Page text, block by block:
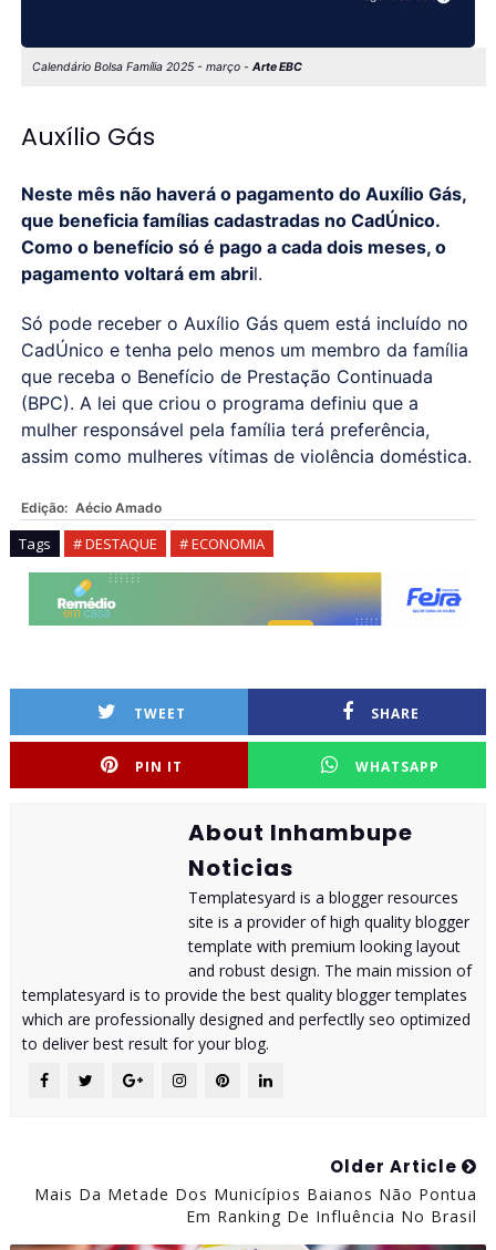
Calendário Bolsa Família 2025 - março - Arte EBC
Auxílio Gás
Neste mês não haverá o pagamento do Auxílio Gás,
que beneficia famílias cadastradas no CadÚnico.
Como o benefício só é pago a cada dois meses, o
pagamento voltará em abril.
Só pode receber o Auxílio Gás quem está incluído no
CadÚnico e tenha pelo menos um membro da família
que receba o Benefício de Prestação Continuada
(BPC). A lei que criou o programa definiu que a
mulher responsável pela família terá preferência,
assim como mulheres vítimas de violência doméstica.
Edição: Aécio Amado
Tags # DESTAQUE # ECONOMIA
TWEET SHARE
PIN IT WHATSAPP
About Inhambupe
Noticias
Templatesyard is a blogger resources
site is a provider of high quality blogger
template with premium looking layout
and robust design. The main mission of
templatesyard is to provide the best quality blogger templates
which are professionally designed and perfectlly seo optimized
to deliver best result for your blog.
Older Article
Mais Da Metade Dos Municípios Baianos Não Pontua
Em Ranking De Influência No Brasil